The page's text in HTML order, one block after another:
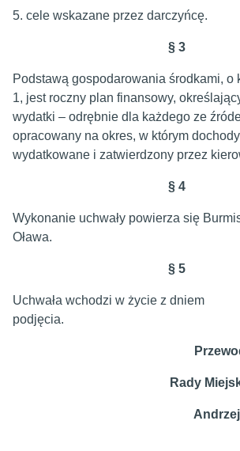
5. cele wskazane przez darczyńcę.
§ 3
Podstawą gospodarowania środkami, o
1, jest roczny plan finansowy,
wydatki – odrębnie dla każdego ze
opracowany na okres, w którym
wydatkowane i zatwierdzony przez
§ 4
Wykonanie uchwały powierza się
Oława.
§ 5
Uchwała wchodzi w życie z dniem
Rady Miejskiej w
Andrzej